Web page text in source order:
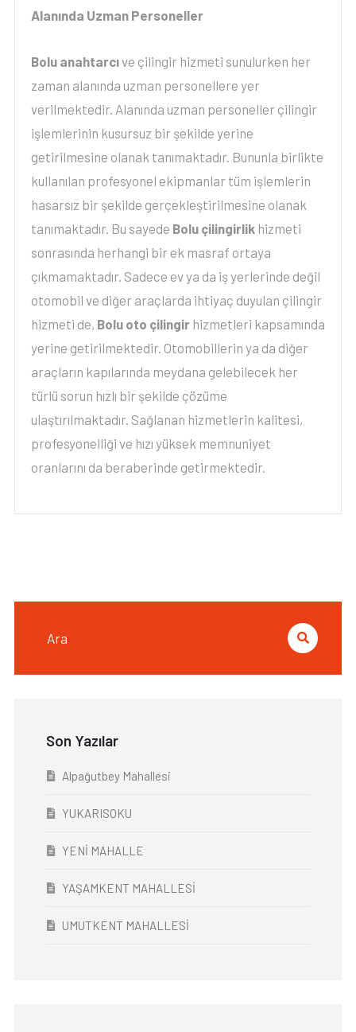
Alanında Uzman Personeller
Bolu anahtarcıve çilingir hizmeti sunulurken her
zaman alanında uzman personellere yer
verilmektedir. Alanında uzman personeller çilingir
işlemlerinin kusursuz bir şekilde yerine
getirilmesine olanak tanımaktadır. Bununla birlikte
kullanılan profesyonel ekipmanlar tüm işlemlerin
hasarsız bir şekilde gerçekleştirilmesine olanak
tanımaktadır. Bu sayede Bolu çilingirlikhizmeti
sonrasında herhangi bir ek masraf ortaya
çıkmamaktadır. Sadece ev ya da iş yerlerinde değil
otomobil ve diğer araçlarda ihtiyaç duyulan çilingir
hizmeti de, Bolu oto çilingirhizmetleri kapsamında
yerine getirilmektedir. Otomobillerin ya da diğer
araçların kapılarında meydana gelebilecek her
türlü sorun hızlı bir şekilde çözüme
ulaştırılmaktadır. Sağlanan hizmetlerin kalitesi,
profesyonelliği ve hızı yüksek memnuniyet
oranlarını da beraberinde getirmektedir.
Son Yazılar
Alpağutbey Mahallesi
YUKARISOKU
YENİ MAHALLE
YAŞAMKENT MAHALLESİ
UMUTKENT MAHALLESİ